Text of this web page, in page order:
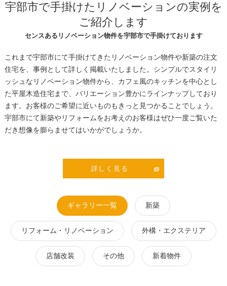
宇部市で手掛けたリノベーションの実例を
ご紹介します
センスあるリノベーション物件を宇部市で手掛けております
これまで宇部市にて手掛けてきたリノベーション物件や新築の注文
住宅を、事例として詳しく掲載いたしました。シンプルでスタイリ
ッシュなリノベーション物件から、カフェ風のキッチンを中心とし
た平屋木造住宅まで、バリエーション豊かにラインナップしており
ます。お客様のご希望に近いものもきっと見つかることでしょう。
宇部市にて新築やリフォームをお考えのお客様はぜひ一度ご覧いた
だき想像を膨らませてはいかがでしょうか。
詳しく見る
ギャラリー一覧 新築
リフォーム・リノベーション 外構・エクステリア
店舗改装 その他 新着物件